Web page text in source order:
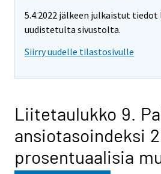
5.4.2022 jälkeen julkaistut
uudistetulta sivustolta.
Siirry uudelle tilastosivulle
Liitetaulukko 9.
ansiotasoindeksi
prosentuaalisia